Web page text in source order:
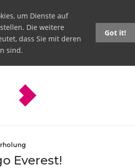
um Dienste auf
Die weitere
dass Sie mit deren
sind.
Got it!
Everest!